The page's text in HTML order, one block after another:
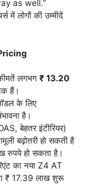
as well.”
में लोगों की उम्मीदें
लगभग ₹ 13.20
हैं।
के लिए
है।
बेहतर इंटीरियर)
बढ़ोतरी हो सकती है
रुपये हो सकता है।
का नया Z4 AT
₹ 17.39 लाख शुरू